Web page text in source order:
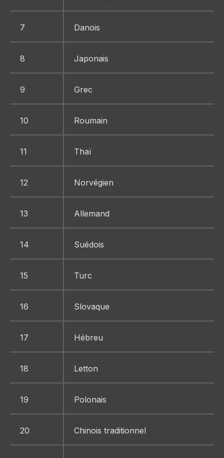
7 Danois
8 Japonais
9 Grec
10 Roumain
11 Thaï
12 Norvégien
13 Allemand
14 Suédois
15 Turc
16 Slovaque
17 Hébreu
18 Letton
19 Polonais
20 Chinois traditionnel